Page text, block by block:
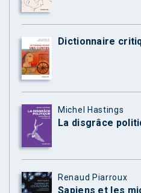
Dictionnaire
Michel Hastings
La disgrâce
Renaud Piarroux
Sapiens et les